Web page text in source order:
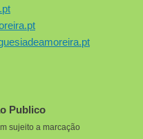
Publico
sujeito a marcação